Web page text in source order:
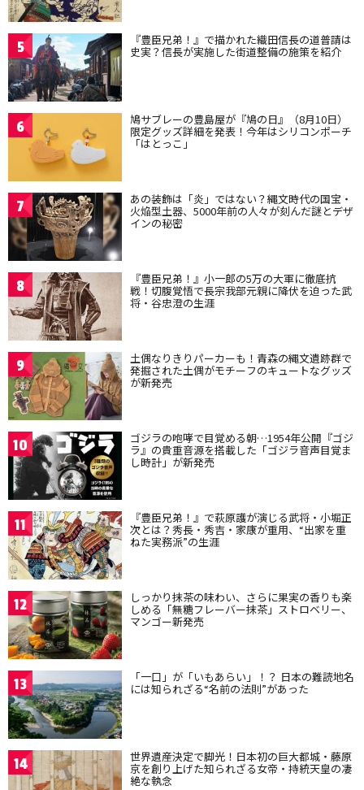
5 『豊臣兄弟！』で描かれた織田信長の道普請は
史実？信長が実施した街道整備の施策を紹介
6 鳩サブレーの豊島屋が『鳩の日』（8月10日）
限定グッズ詳細を発表！今年はシリコンポーチ
「はとっこ」
7 あの装飾は「炎」ではない？縄文時代の国宝・
火焔型土器、5000年前の人々が刻んだ謎とデザ
インの秘密
8 『豊臣兄弟！』小一郎の5万の大軍に徹底抗
戦！切腹覚悟で長宗我部元親に降伏を迫った武
将・谷忠澄の生涯
9 土偶なりきりパーカーも！青森の縄文遺跡群で
発掘された土偶がモチーフのキュートなグッズ
が新発売
10 ゴジラの咆哮で目覚める朝…1954年公開『ゴジ
ラ』の貴重音源を搭載した「ゴジラ音声目覚ま
し時計」が新発売
11 『豊臣兄弟！』で萩原護が演じる武将・小堀正
次とは？秀長・秀吉・家康が重用、“出家を重
ねた実務派”の生涯
12 しっかり抹茶の味わい、さらに果実の香りも楽
しめる「無糖フレーバー抹茶」ストロベリー、
マンゴー新発売
13 「一口」が「いもあらい」！？ 日本の難読地名
には知られざる“名前の法則”があった
14 世界遺産決定で脚光！日本初の巨大都城・藤原
京を創り上げた知られざる女帝・持統天皇の凄
絶な執念